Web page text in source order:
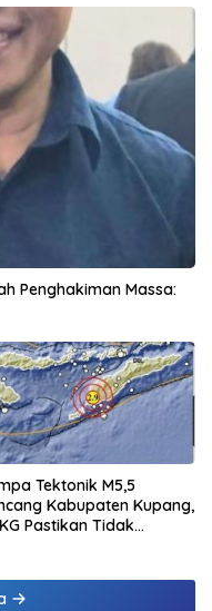
Penghakiman Massa:
Tektonik M5,5
Kabupaten Kupang,
Pastikan Tidak